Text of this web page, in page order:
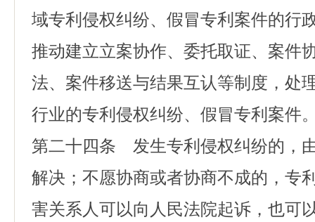
域专利侵权纠纷、假冒专利案件的行
推动建立立案协作、委托取证、案件
法、案件移送与结果互认等制度，处
行业的专利侵权纠纷、假冒专利案件
第二十四条 发生专利侵权纠纷的，
解决；不愿协商或者协商不成的，专
害关系人可以向人民法院起诉，也可